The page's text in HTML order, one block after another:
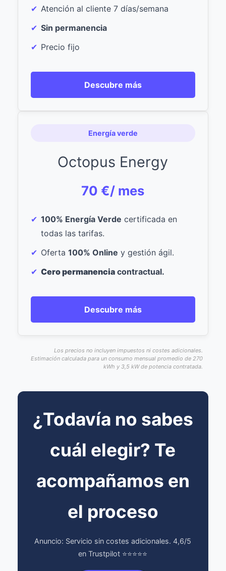
Atención al cliente 7 días/semana
Sin permanencia
Precio fijo
Descubre más
Energía verde
Octopus Energy
70 €/ mes
100% Energía Verde certificada en
todas las tarifas.
Oferta 100% Online y gestión ágil.
Cero permanencia contractual.
Descubre más
Los precios no incluyen impuestos ni costes adicionales.
Estimación calculada para un consumo mensual promedio de 270
kWh y 3,5 kW de potencia contratada.
¿Todavía no sabes
cuál elegir? Te
acompañamos en
el proceso
Anuncio: Servicio sin costes adicionales. 4,6/5
en Trustpilot ⭐⭐⭐⭐⭐